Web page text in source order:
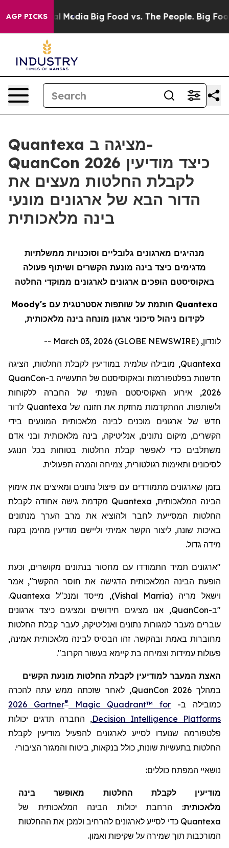
AGP PICKS
Social Media Big Food vs. The People. Big Food’s
Quantexa מציגה ב-
QuanCon 2026 כיצד מודיעין
לקבלת החלטות מעצים את
הדור הבא של ארגונים מונעי
בינה מלאכותית
מנהיגים מארגונים גלובליים וסוכנויות ממשלתיות
מדגימים כיצד בינה מונעת הקשרים ושיתוף פעולה
באקוסיסטם הופכים ארגונים לארגונים ממוקדי החלטה
Quantexa חותמת על שותפות אסטרטגית עם Moody's
לקידום ניהול סיכוני ארגון מונחה בינה מלאכותית,
לונדון, March 03, 2026 (GLOBE NEWSWIRE) --
Quantexa, מובילה עולמית במודיעין לקבלת החלטות, הציגה
חדשנות בפלטפורמות ובאקוסיסטם של התעשייה ב-
QuanCon
2026, אירוע האקוסיסטם השנתי של החברה ללקוחות
ולשותפות. ההתקדמות מחזקת את חזונה של Quantexa לדור
חדש של ארגונים מוכנים לבינה מלאכותית המונעים בידי
הקשרים, מיקום נתונים, אנליטיקה, בינה מלאכותית ובני אדם
משתלבים כדי לאפשר קבלת החלטות בטוחות בכל הנוגע
לסיכונים ותאימות רגולטורית, צמיחה והמרה תפעולית.
בזמן שארגונים מתמודדים עם פיצול נתונים ומאיצים את אימוץ
הבינה המלאכותית, Quantexa מקדמת גישה אחודה לקבלת
החלטות המסייעת לחבר ולהוציא את מרב הערך מנתונים
באיכות שונה, ליצור הקשר אמיתי וליישם מודיעין מהימן בקנה
מידה גדול.
"ארגונים תמיד התמודדו עם מחסור בנתונים מקושרים, וכעת
הופעת הבינה המלאכותית הדגישה את חוסר ההקשר", אמר
וישאל מריה (
Vishal Marria
), מייסד ומנכ"ל Quantexa
.
"ב-QuanCon, אנו מציגים חידושים ומציגים כיצד ארגונים
עוברים מעבר למגורות נתונים ואנליטיקה, לעבר קבלת החלטות
מחוברות באמת ובהקשר. זהו הבסיס לבינה מלאכותית אמינה,
פעולות עמידות וצמיחה בת קיימא בעשור הקרוב".
האצת המעבר למודיעין לקבלת החלטות מונעת הקשים
במהלך QuanCon 2026, לאחר שזכתה ממש עתה להכרה
כמובילה ב-
2026 Gartner®
Magic Quadrant™ for
Decision Intelligence Platforms, החברה תדגים יכולות
פלטפורמה שנועדו לסייע לארגונים להפעיל מודיעין לקבלת
החלטות בתעשיות שונות, כולל בנקאות, ביטוח והמגזר הציבורי.
נושאיי המפתח כוללים:
מודיעין לקבלת החלטות מאופשר בינה
מלאכותית: הרחבת יכולות הבינה המלאכותית של
Quantexa כדי לסייע לארגונים להרחיב ולמכן את ההחלטות
המורכבות תוך שמירה על שקיפות ואמון.